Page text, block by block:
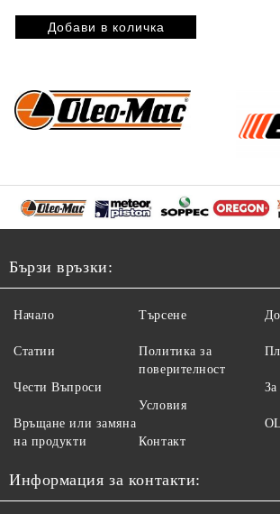
Бързи връзки:
Начало
Статии
Чести Въпроси
Връщане или замяна
на продукти
Търсене
Политика за
поверителност
Условия
Контакт
За
Информация за контакти: